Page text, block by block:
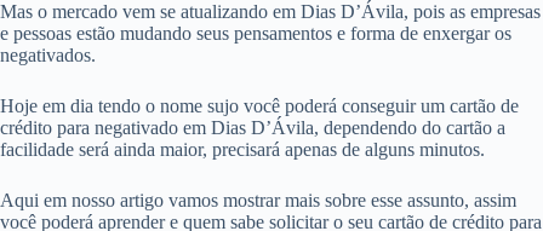
Mas o mercado vem se atualizando em Dias D’Ávila, pois as empresas
e pessoas estão mudando seus pensamentos e forma de enxergar os
negativados.
Hoje em dia tendo o nome sujo você poderá conseguir um cartão de
crédito para negativado em Dias D’Ávila, dependendo do cartão a
facilidade será ainda maior, precisará apenas de alguns minutos.
Aqui em nosso artigo vamos mostrar mais sobre esse assunto, assim
você poderá aprender e quem sabe solicitar o seu cartão de crédito para